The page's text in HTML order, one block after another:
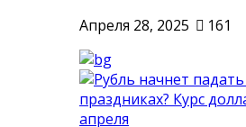
Апреля 28, 2025
161